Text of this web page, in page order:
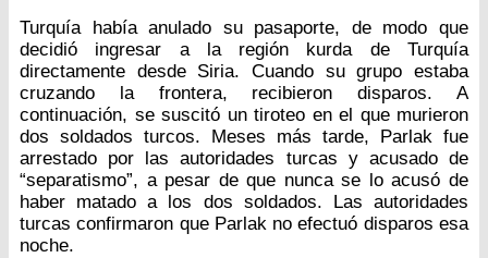
Turquía había anulado su pasaporte, de modo que
decidió ingresar a la región kurda de Turquía
directamente desde Siria. Cuando su grupo estaba
cruzando la frontera, recibieron disparos. A
continuación, se suscitó un tiroteo en el que murieron
dos soldados turcos. Meses más tarde, Parlak fue
arrestado por las autoridades turcas y acusado de
“separatismo”, a pesar de que nunca se lo acusó de
haber matado a los dos soldados. Las autoridades
turcas confirmaron que Parlak no efectuó disparos esa
noche.